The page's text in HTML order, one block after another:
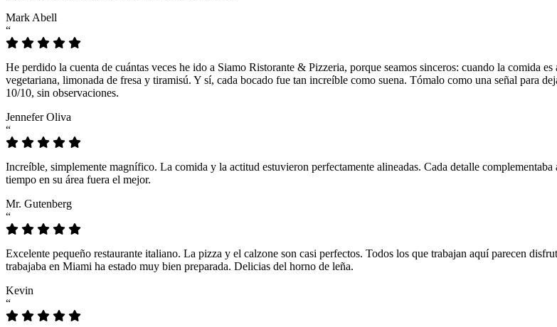
Mark Abell
“
He perdido la cuenta de cuántas veces he ido a Siamo Ristorante & Pizzeria, porque seamos sinceros: cuando la comida
vegetariana, limonada de fresa y tiramisú. Y sí, cada bocado fue tan increíble como suena. Tómalo como una señal para
10/10, sin observaciones.
Jennefer Oliva
“
Increíble, simplemente magnífico. La comida y la actitud estuvieron perfectamente alineadas. Cada detalle
tiempo en su área fuera el mejor.
Mr. Gutenberg
“
Excelente pequeño restaurante italiano. La pizza y el calzone son casi perfectos. Todos los que trabajan aquí parecen
trabajaba en Miami ha estado muy bien preparada. Delicias del horno de leña.
Kevin
“